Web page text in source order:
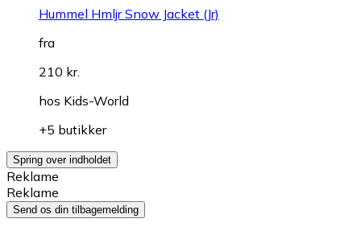
Hummel Hmljr Snow Jacket (Jr)
fra
210 kr.
hos Kids-World
+5 butikker
Spring over indholdet
Reklame
Reklame
Send os din tilbagemelding